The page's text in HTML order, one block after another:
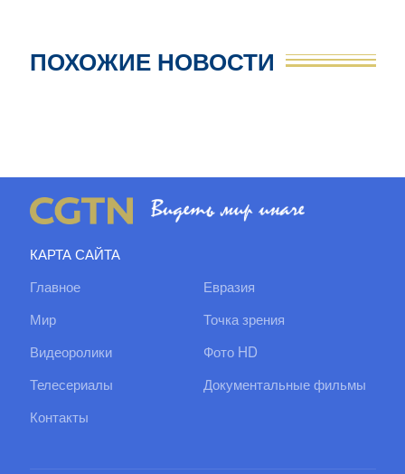
ПОХОЖИЕ НОВОСТИ
КАРТА САЙТА
Главное
Евразия
Мир
Точка зрения
Видеоролики
Фото HD
Телесериалы
Документальные фильмы
Контакты